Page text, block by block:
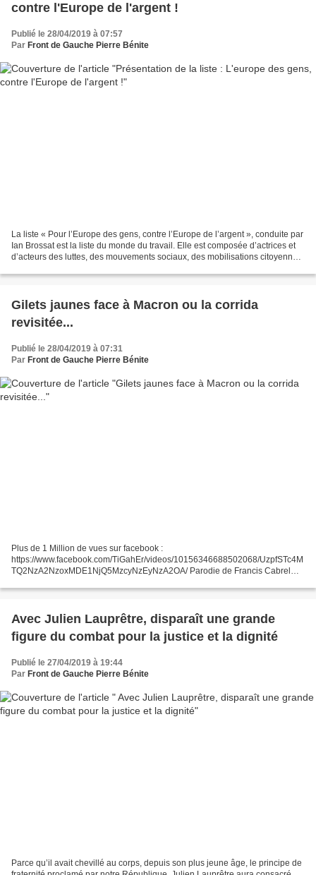
contre l'Europe de l'argent !
Publié le 28/04/2019 à 07:57
Par Front de Gauche Pierre Bénite
La liste « Pour l’Europe des gens, contre l’Europe de l’argent », conduite par
Ian Brossat est la liste du monde du travail. Elle est composée d’actrices et
d’acteurs des luttes, des mouvements sociaux, des mobilisations citoyennes
Gilets jaunes face à Macron ou la corrida
revisitée...
Publié le 28/04/2019 à 07:31
Par Front de Gauche Pierre Bénite
Plus de 1 Million de vues sur facebook :
https://www.facebook.com/TiGahEr/videos/10156346688502068/UzpfSTc4M
TQ2NzA2NzoxMDE1NjQ5MzcyNzEyNzA2OA/ Parodie de Francis Cabrel
https://youtu.be/IQ8O...
Avec Julien Lauprêtre, disparaît une grande
figure du combat pour la justice et la dignité
Publié le 27/04/2019 à 19:44
Par Front de Gauche Pierre Bénite
Parce qu’il avait chevillé au corps, depuis son plus jeune âge, le principe de